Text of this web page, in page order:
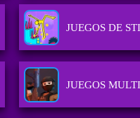
JUEGOS DE
JUEGOS